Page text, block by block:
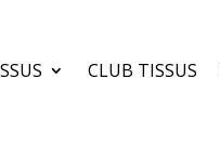
CLUB TISSUS